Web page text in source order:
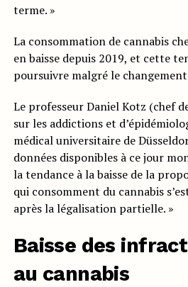
terme. »
La consommation de cannabis
en baisse depuis 2019, et cette
poursuivre malgré le
Le professeur Daniel Kotz (chef
sur les addictions et
médical universitaire de
données disponibles à ce jour
la tendance à la baisse de la
qui consomment du cannabis
après la légalisation partielle. »
Baisse des
au cannabis